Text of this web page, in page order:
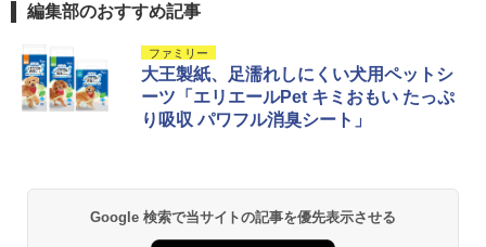
編集部のおすすめ記事
ファミリー
大王製紙、足濡れしにくい犬用ペットシ
ーツ「エリエールPet キミおもい たっぷ
り吸収 パワフル消臭シート」
Google 検索で当サイトの記事を優先表示させる